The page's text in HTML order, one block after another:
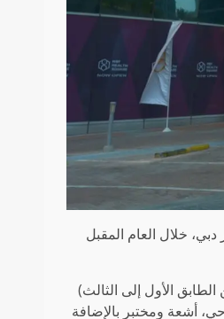
خلال العام المقبل
الأول إلى الثالث)
أشعة ومختبر بالإضافة